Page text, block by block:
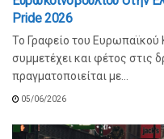
Pride 2026
Το Γραφείο του Ευρωπαϊκού
συμμετέχει και φέτος στις
πραγματοποιείται με...
05/06/2026